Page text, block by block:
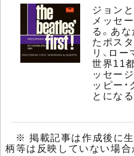
ジョン
メッセ
る。あ
たポス
リ、ロ
世界11
ッセー
ッピー
とにな
※ 掲載記事は作成後に生
柄等は反映していない場合